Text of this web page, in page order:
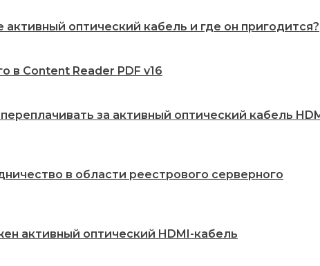
оптический кабель и где он пригодится?
в Content Reader PDF v16
за активный оптический кабель
в области реестрового серверного
активный оптический HDMI-кабель